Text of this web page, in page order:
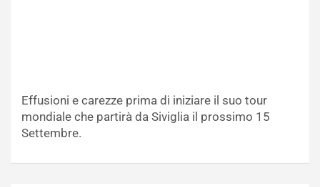
Effusioni e carezze prima di iniziare il suo tour
mondiale che partirà da Siviglia il prossimo 15
Settembre.